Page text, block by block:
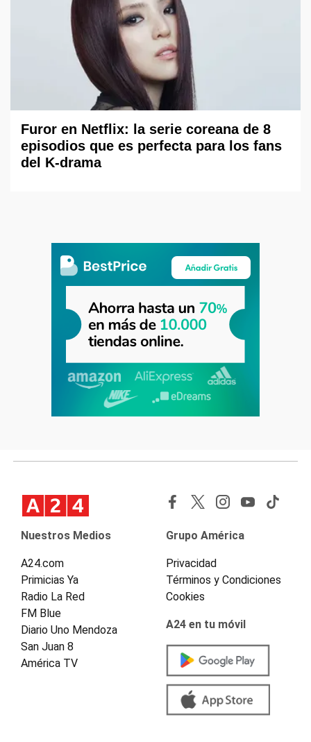
Furor en Netflix: la serie coreana de 8
episodios que es perfecta para los fans
del K-drama
Nuestros Medios
A24.com
Primicias Ya
Radio La Red
FM Blue
Diario Uno Mendoza
San Juan 8
América TV
Grupo América
Privacidad
Términos y Condiciones
Cookies
A24 en tu móvil